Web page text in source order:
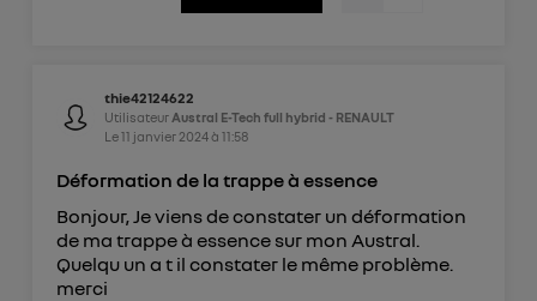
thie42124622
Utilisateur Austral E-Tech full hybrid - RENAULT
Le11 janvier 2024à 11:58
Déformation de la trappe à essence
Bonjour, Je viens de constater un déformation
de ma trappe à essence sur mon Austral.
Quelqu un a t il constater le même problème.
merci